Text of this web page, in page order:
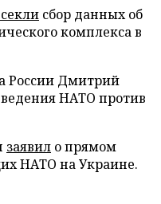
сбор данных об
комплекса в
России Дмитрий
НАТО против
заявил о прямом
НАТО на Украине.